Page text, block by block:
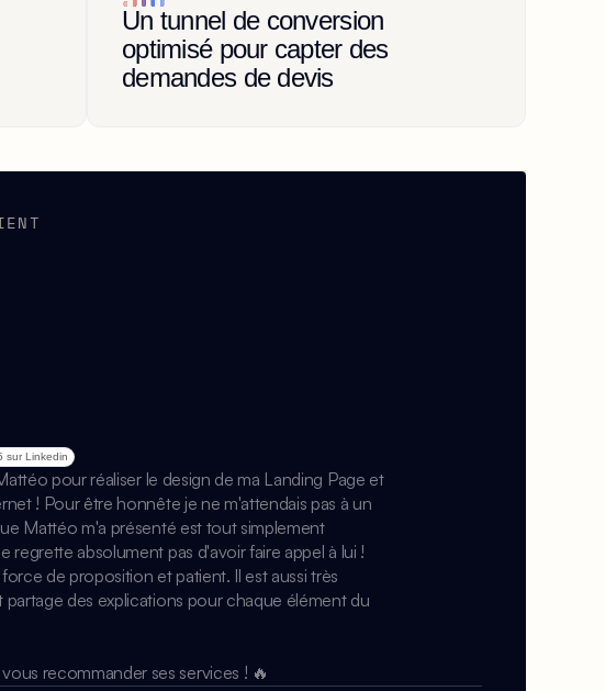
Un tunnel de conversion
optimisé pour capter des
demandes de devis
sur Linkedin
pour réaliser le design de ma Landing Page et
! Pour être honnête je ne m'attendais pas à un
Mattéo m'a présenté est tout simplement
regrette absolument pas d'avoir faire appel à lui !
de proposition et patient. Il est aussi très
partage des explications pour chaque élément du
recommander ses services ! 🔥